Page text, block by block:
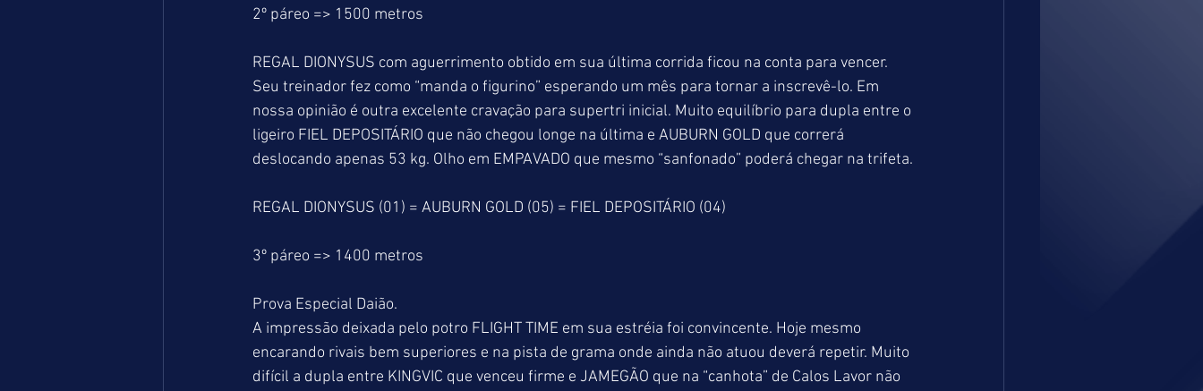
2º páreo => 1500 metros
REGAL DIONYSUS com aguerrimento obtido em sua última corrida ficou na conta para vencer.
Seu treinador fez como “manda o figurino” esperando um mês para tornar a inscrevê-lo. Em
nossa opinião é outra excelente cravação para supertri inicial. Muito equilíbrio para dupla entre o
ligeiro FIEL DEPOSITÁRIO que não chegou longe na última e AUBURN GOLD que correrá
deslocando apenas 53 kg. Olho em EMPAVADO que mesmo “sanfonado” poderá chegar na trifeta.
REGAL DIONYSUS (01) = AUBURN GOLD (05) = FIEL DEPOSITÁRIO (04)
3º páreo => 1400 metros
Prova Especial Daião.
A impressão deixada pelo potro FLIGHT TIME em sua estréia foi convincente. Hoje mesmo
encarando rivais bem superiores e na pista de grama onde ainda não atuou deverá repetir. Muito
difícil a dupla entre KINGVIC que venceu firme e JAMEGÃO que na “canhota” de Calos Lavor não